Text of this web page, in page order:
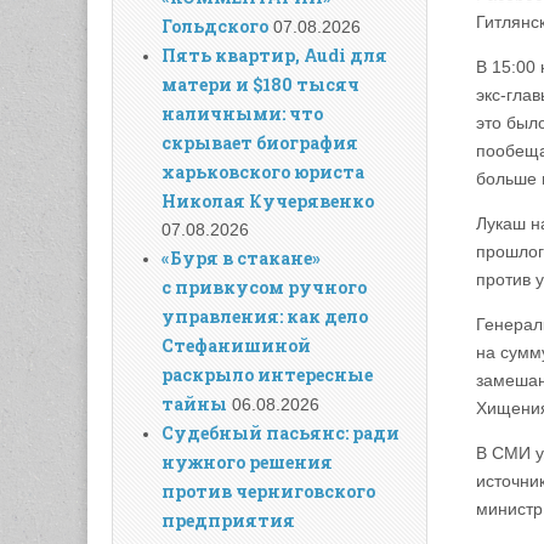
В 15:00
экс-
это
больше
Лукаш
против
на
В СМИ
Гольдского 07.08.2026
Пять квартир, Audi для
матери и $180 тысяч
наличными: что
скрывает биография
харьковского юриста
Николая Кучерявенко
07.08.2026
«Буря в стакане»
с привкусом ручного
управления: как дело
Стефанишиной
раскрыло интересные
тайны 06.08.2026
Судебный пасьянс: ради
нужного решения
против черниговского
предприятия